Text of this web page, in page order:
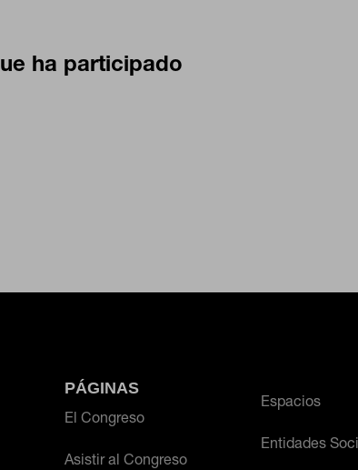
ha participado
PÁGINAS
El Congreso
Asistir al Congreso
Espacios
Entidades